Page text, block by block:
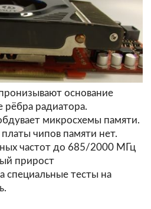
основание
рёбра радиатора.
микросхемы памяти.
чипов памяти нет.
частот до 685/2000 МГц
прирост
специальные тесты на